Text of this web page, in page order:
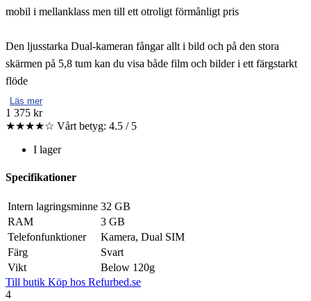
mobil i mellanklass men till ett otroligt förmånligt pris
Den ljusstarka Dual-kameran fångar allt i bild och på den stora
skärmen på 5,8 tum kan du visa både film och bilder i ett färgstarkt
flöde
Läs mer
1 375 kr
★★★★☆ Vårt betyg: 4.5 / 5
I lager
Specifikationer
Intern lagringsminne 32 GB
RAM
3 GB
Telefonfunktioner
Kamera, Dual SIM
Färg
Svart
Vikt
Below 120g
Till butik Köp hos Refurbed.se
4